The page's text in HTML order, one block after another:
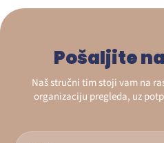
Pošaljite
Naš stručni tim stoji vam na
organizaciju pregleda, uz